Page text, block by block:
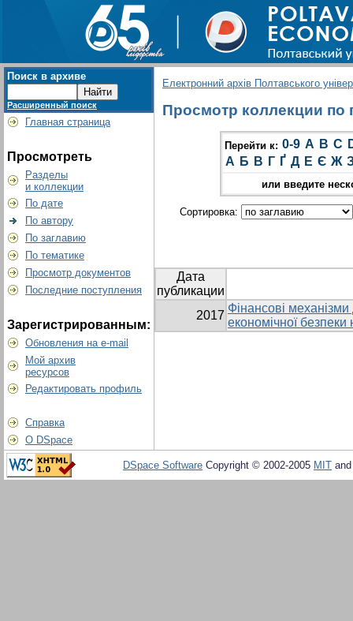
Поиск в архиве
Расширенный поиск
Главная страница
Просмотреть
Разделы
и коллекции
По дате
По автору
По заглавию
По тематике
Просмотр документов
Последние поступления
Зарегистрированным:
Обновления на e-mail
Мой архив
ресурсов
Редактировать профиль
Справка
О DSpace
Електронний архів Полтавського
Просмотр коллекции по
Перейти к: 0-9 A B C
А Б В Г Ґ Д Е Є Ж
или введите
Сортировка:
Дата
публикации
2017
Фінансові
економічної
DSpace Software Copyright © 2002-2005 MIT